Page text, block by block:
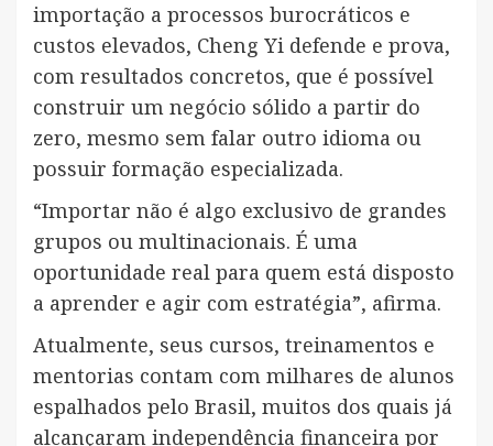
importação a processos burocráticos e
custos elevados, Cheng Yi defende e prova,
com resultados concretos, que é possível
construir um negócio sólido a partir do
zero, mesmo sem falar outro idioma ou
possuir formação especializada.
“Importar não é algo exclusivo de grandes
grupos ou multinacionais. É uma
oportunidade real para quem está disposto
a aprender e agir com estratégia”, afirma.
Atualmente, seus cursos, treinamentos e
mentorias contam com milhares de alunos
espalhados pelo Brasil, muitos dos quais já
alcançaram independência financeira por